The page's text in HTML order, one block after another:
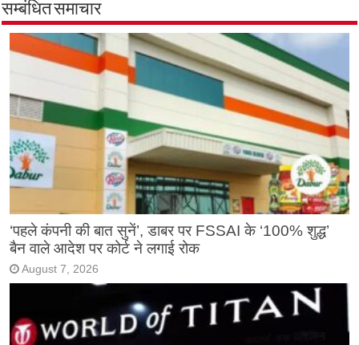
सम्बंधित समाचार
‘पहले कंपनी की बात सुनें’, डाबर पर FSSAI के ‘100% शुद्ध’
बैन वाले आदेश पर कोर्ट ने लगाई रोक
August 7, 2026